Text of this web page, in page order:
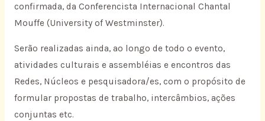
confirmada, da Conferencista Internacional Chantal
Mouffe (University of Westminster).
Serão realizadas ainda, ao longo de todo o evento,
atividades culturais e assembléias e encontros das
Redes, Núcleos e pesquisadora/es, com o propósito de
formular propostas de trabalho, intercâmbios, ações
conjuntas etc.